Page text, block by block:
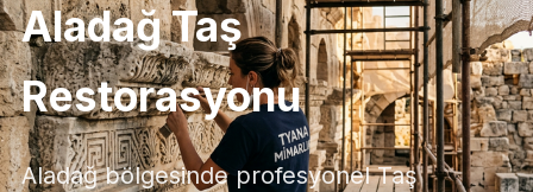
Aladağ Taş
Restorasyonu
Aladağ bölgesinde profesyonel Taş